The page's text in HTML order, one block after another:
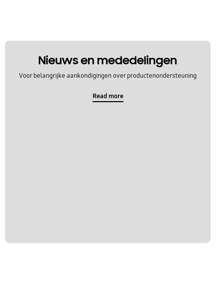
Nieuws en mededelingen
Voor belangrijke aankondigingen over productenondersteuning
Read more